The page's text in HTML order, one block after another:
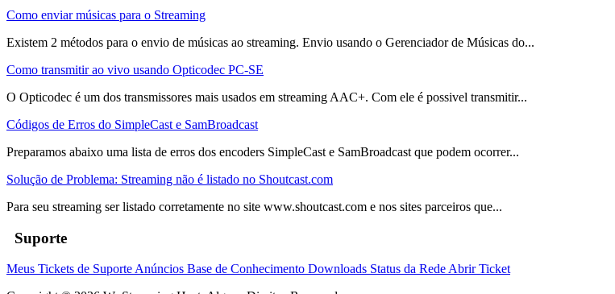
Como enviar músicas para o Streaming
Existem 2 métodos para o envio de músicas ao streaming. Envio usando o Gerenciador de Músicas do...
Como transmitir ao vivo usando Opticodec PC-SE
O Opticodec é um dos transmissores mais usados em streaming AAC+. Com ele é possivel transmitir...
Códigos de Erros do SimpleCast e SamBroadcast
Preparamos abaixo uma lista de erros dos encoders SimpleCast e SamBroadcast que podem ocorrer...
Solução de Problema: Streaming não é listado no Shoutcast.com
Para seu streaming ser listado corretamente no site www.shoutcast.com e nos sites parceiros que...
Suporte
Meus Tickets de Suporte Anúncios Base de Conhecimento Downloads Status da Rede Abrir Ticket